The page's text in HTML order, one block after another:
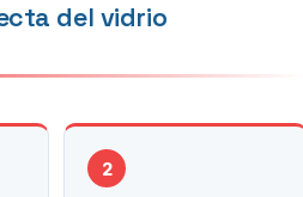
del vidrio
2